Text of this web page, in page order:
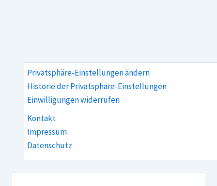
Privatsphäre-Einstellungen ändern
Historie der Privatsphäre-Einstellungen
Einwilligungen widerrufen
Kontakt
Impressum
Datenschutz­